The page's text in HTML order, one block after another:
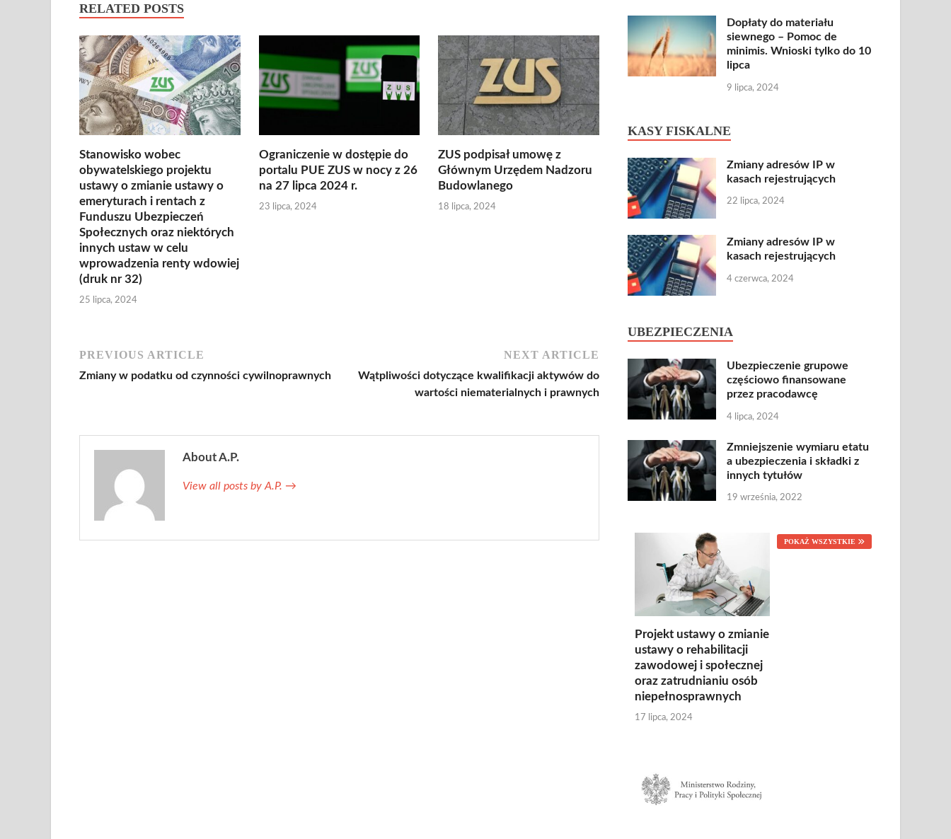
RELATED POSTS
Stanowisko wobec
obywatelskiego projektu
ustawy o zmianie ustawy o
emeryturach i rentach z
Funduszu Ubezpieczeń
Społecznych oraz niektórych
innych ustaw w celu
wprowadzenia renty wdowiej
(druk nr 32)
25 lipca, 2024
Ograniczenie w dostępie do
portalu PUE ZUS w nocy z 26
na 27 lipca 2024 r.
23 lipca, 2024
ZUS podpisał umowę z
Głównym Urzędem Nadzoru
Budowlanego
18 lipca, 2024
PREVIOUS ARTICLE
Zmiany w podatku od czynności cywilnoprawnych
NEXT ARTICLE
Wątpliwości dotyczące kwalifikacji aktywów do
wartości niematerialnych i prawnych
About A.P.
View all posts by A.P. →
Dopłaty do materiału
siewnego – Pomoc de
minimis. Wnioski tylko do 10
lipca
9 lipca, 2024
KASY FISKALNE
Zmiany adresów IP w
kasach rejestrujących
22 lipca, 2024
Zmiany adresów IP w
kasach rejestrujących
4 czerwca, 2024
UBEZPIECZENIA
Ubezpieczenie grupowe
częściowo finansowane
przez pracodawcę
4 lipca, 2024
Zmniejszenie wymiaru etatu
a ubezpieczenia i składki z
innych tytułów
19 września, 2022
POKAŻ WSZYSTKIE
Projekt ustawy o zmianie
ustawy o rehabilitacji
zawodowej i społecznej
oraz zatrudnianiu osób
niepełnosprawnych
17 lipca, 2024